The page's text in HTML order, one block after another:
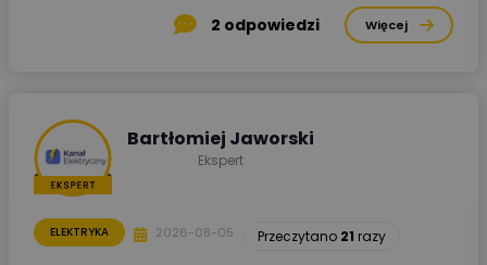
2 odpowiedzi Więcej
Bartłomiej Jaworski
Ekspert
ELEKTRYKA 2026-08-05 Przeczytano 21 razy